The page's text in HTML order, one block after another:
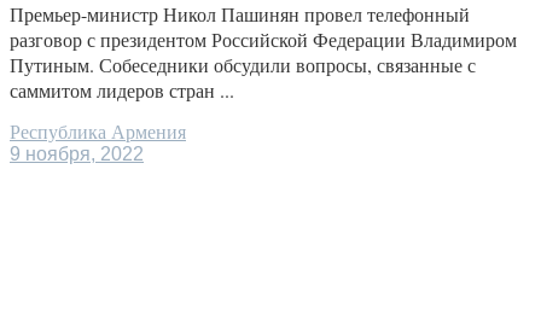
Премьер-министр Никол Пашинян провел телефонный
разговор с президентом Российской Федерации Владимиром
Путиным. Собеседники обсудили вопросы, связанные с
саммитом лидеров стран ...
Республика Армения
9 ноября, 2022